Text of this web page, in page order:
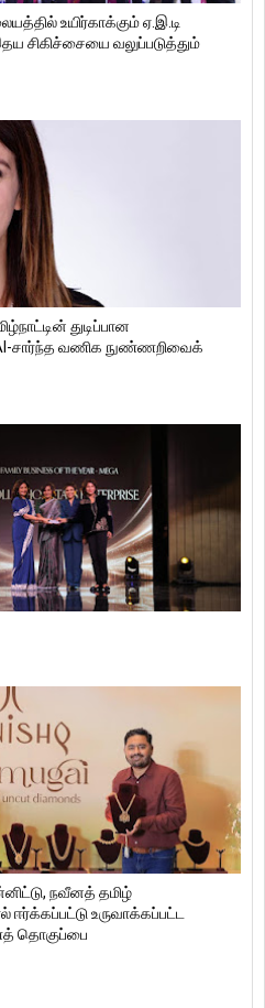
உயிர்காக்கும் ஏ.இ.டி
சிகிச்சையை வலுப்படுத்தும்
துடிப்பான
சார்ந்த வணிக நுண்ணறிவைக்
நவீனத் தமிழ்
உருவாக்கப்பட்ட
தொகுப்பை